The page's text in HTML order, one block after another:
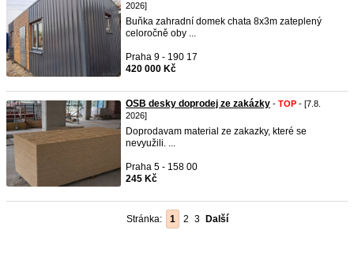
2026]
Buňka zahradní domek chata 8x3m zateplený
celoročně oby ...
Praha 9 - 190 17
420 000 Kč
OSB desky doprodej ze zakázky - TOP - [7.8.
2026]
Doprodavam material ze zakazky, které se
nevyužili. ...
Praha 5 - 158 00
245 Kč
Stránka: 1 2 3 Další